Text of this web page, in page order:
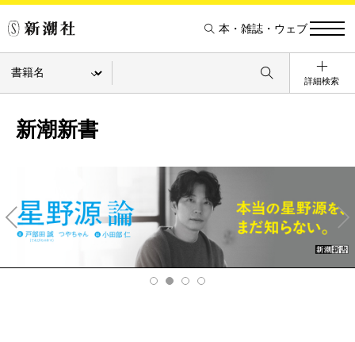
本・雑誌・ウェブ
詳細検索
新潮新書
v
Ne
xt